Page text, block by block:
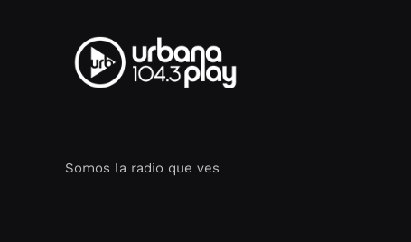
Somos la radio que ves